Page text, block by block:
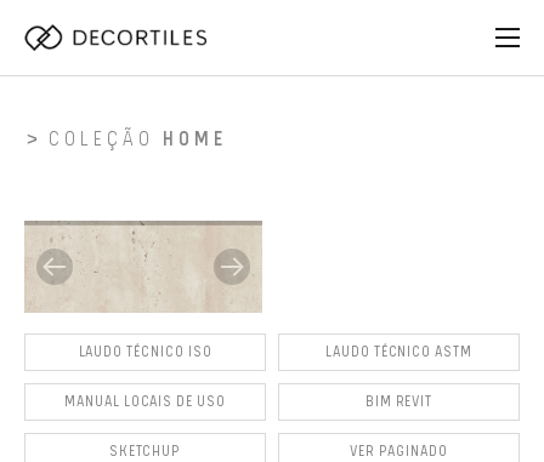
COLEÇÃO HOME
LAUDO TÉCNICO ISO LAUDO TÉCNICO ASTM
MANUAL LOCAIS DE USO BIM REVIT
SKETCHUP VER PAGINADO